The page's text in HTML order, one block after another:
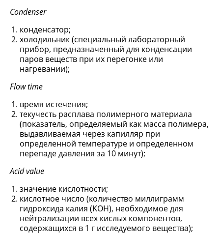
Condenser
конденсатор;
холодильник (специальный лабораторный
прибор, предназначенный для конденсации
паров веществ при их перегонке или
нагревании);
Flow time
время истечения;
текучесть расплава полимерного материала
(показатель, определяемый как масса полимера,
выдавливаемая через капилляр при
определенной температуре и определенном
перепаде давления за 10 минут);
Acid value
значение кислотности;
кислотное число (количество миллиграмм
гидроксида калия (KOH), необходимое для
нейтрализации всех кислых компонентов,
содержащихся в 1 г исследуемого вещества);